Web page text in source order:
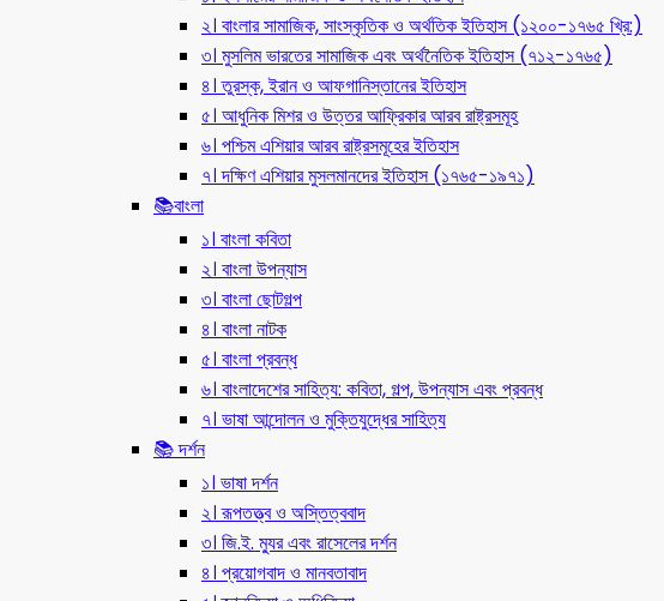
২। বাংলার সামাজিক, সাংস্কৃতিক ও অর্থতিক ইতিহাস (১২০০-১৭৬৫ খ্রি:)
৩। মুসলিম ভারতের সামাজিক এবং অর্থনৈতিক ইতিহাস (৭১২-১৭৬৫)
৪। তুরস্ক, ইরান ও আফগানিস্তানের ইতিহাস
৫। আধুনিক মিশর ও উত্তর আফ্রিকার আরব রাষ্ট্রসমূহ
৬। পশ্চিম এশিয়ার আরব রাষ্ট্রসমূহের ইতিহাস
৭। দক্ষিণ এশিয়ার মুসলমানদের ইতিহাস (১৭৬৫-১৯৭১)
📚বাংলা
১। বাংলা কবিতা
২। বাংলা উপন্যাস
৩। বাংলা ছোটগল্প
৪। বাংলা নাটক
৫। বাংলা প্রবন্ধ
৬। বাংলাদেশের সাহিত্য: কবিতা, গল্প, উপন্যাস এবং প্রবন্ধ
৭। ভাষা আন্দোলন ও মুক্তিযুদ্ধের সাহিত্য
📚 দর্শন
১। ভাষা দর্শন
২। রূপতত্ত্ব ও অস্তিত্ববাদ
৩। জি.ই. ম্যুর এবং রাসেলের দর্শন
৪। প্রয়োগবাদ ও মানবতাবাদ